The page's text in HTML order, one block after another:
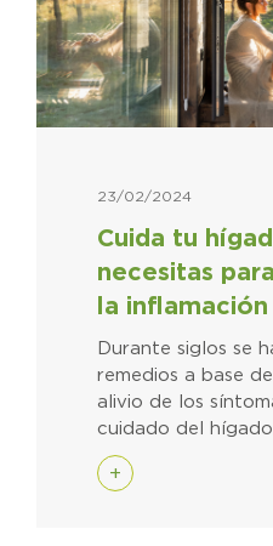
Cuida tu
necesitas
la inflamación
23/02/2024
Durante siglos se
remedios a base
alivio de los
cuidado del
+